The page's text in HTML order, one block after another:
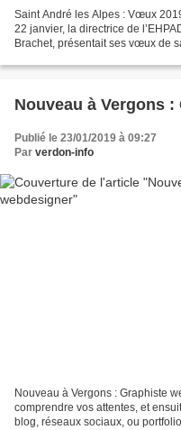
Saint André les Alpes : Vœux
22 janvier, la directrice de
Brachet, présentait ses vœux de
Nouveau à Vergons
Publié le 23/01/2019 à 09:27
Par verdon-info
Nouveau à Vergons : Graphiste
comprendre vos attentes, et
blog, réseaux sociaux, ou